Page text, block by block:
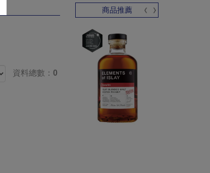
資料總數：0
商品推薦